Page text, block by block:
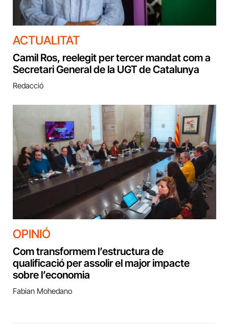
ACTUALITAT
Camil Ros, reelegit per tercer mandat com a
Secretari General de la UGT de Catalunya
Redacció
OPINIÓ
Com transformem l’estructura de
qualificació per assolir el major impacte
sobre l’economia
Fabian Mohedano